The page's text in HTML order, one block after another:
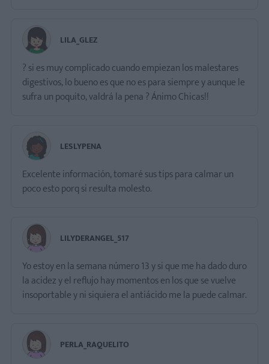
LILA_GLEZ
? si es muy complicado cuando empiezan los malestares
digestivos, lo bueno es que no es para siempre y aunque le
sufra un poquito, valdrá la pena ? Ánimo Chicas!!
LESLYPENA
Excelente información, tomaré sus tips para calmar un
poco esto porq si resulta molesto.
LILYDERANGEL_517
Yo estoy en la semana número 13 y si que me ha dado duro
la acidez y el reflujo hay momentos en los que se vuelve
insoportable y ni siquiera el antiácido me la puede calmar.
PERLA_RAQUELITO